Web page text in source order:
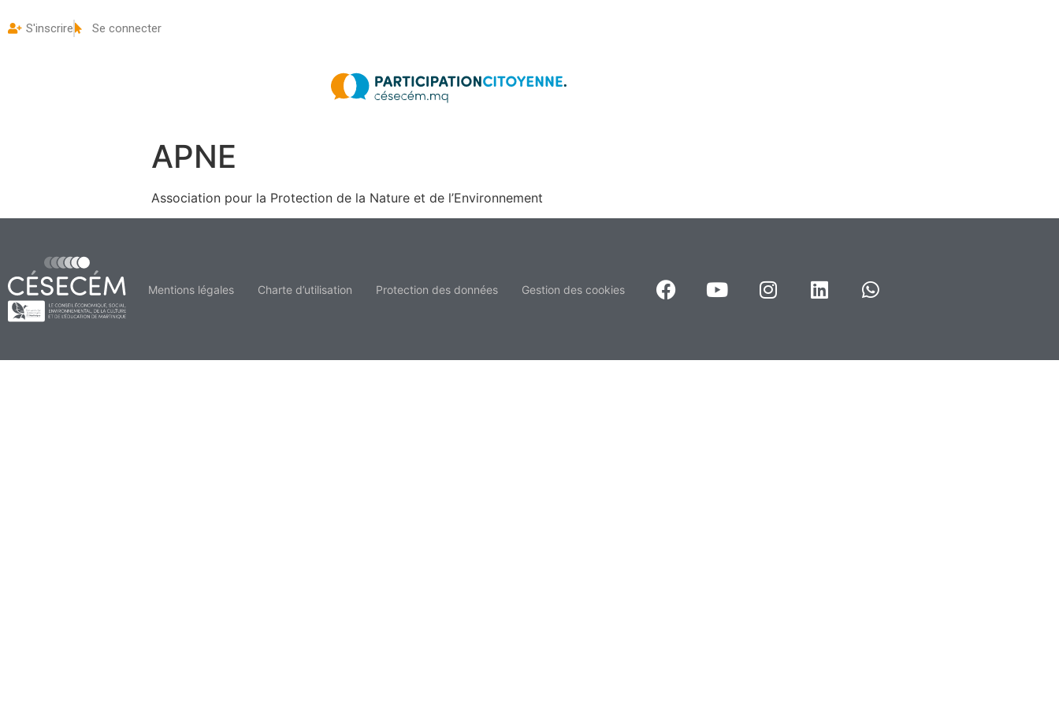
S'inscrire Se connecter
APNE
Association pour la Protection de la Nature et de l’Environnement
Mentions légales Charte d’utilisation Protection des données Gestion des cookies